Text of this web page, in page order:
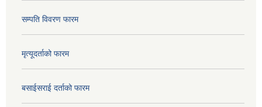
सम्पति विवरण फारम
मृत्यूदर्ताको फारम
बसाईसराई दर्ताको फारम